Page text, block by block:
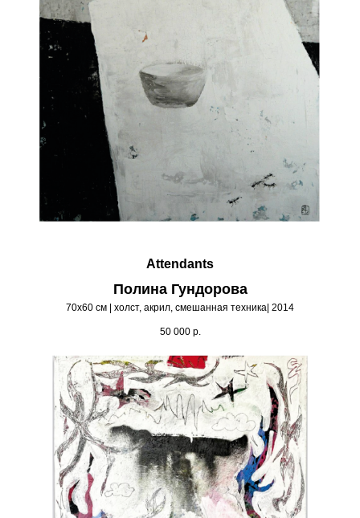
Attendants
Полина Гундорова
70х60 см | холст, акрил, смешанная техника| 2014
50 000 р.